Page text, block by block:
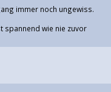
immer noch ungewiss.
spannend wie nie zuvor